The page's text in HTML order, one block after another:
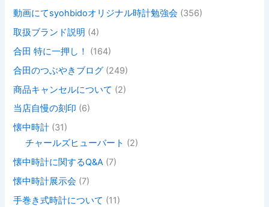
動画にてsyohbidoオリジナル時計勉強会 (356)
取扱ブランド説明 (4)
合田 特に一押し！
(164)
合田のつぶやきブログ (249)
商品キャンセルについて (2)
当店自慢の刻印 (6)
懐中時計 (31)
チャールズヒューバート (2)
懐中時計に関するQ&A (7)
懐中時計展示会 (7)
手巻き式時計について (11)